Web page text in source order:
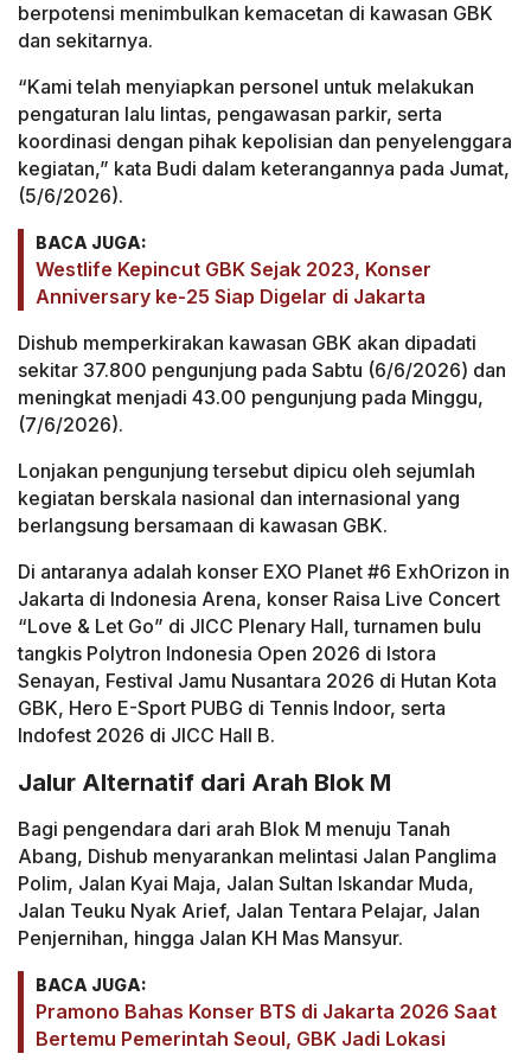
berpotensi menimbulkan kemacetan di kawasan GBK
dan sekitarnya.
“Kami telah menyiapkan personel untuk melakukan
pengaturan lalu lintas, pengawasan parkir, serta
koordinasi dengan pihak kepolisian dan penyelenggara
kegiatan,” kata Budi dalam keterangannya pada Jumat,
(5/6/2026).
BACA JUGA:
Westlife Kepincut GBK Sejak 2023, Konser
Anniversary ke-25 Siap Digelar di Jakarta
Dishub memperkirakan kawasan GBK akan dipadati
sekitar 37.800 pengunjung pada Sabtu (6/6/2026) dan
meningkat menjadi 43.00 pengunjung pada Minggu,
(7/6/2026).
Lonjakan pengunjung tersebut dipicu oleh sejumlah
kegiatan berskala nasional dan internasional yang
berlangsung bersamaan di kawasan GBK.
Di antaranya adalah konser EXO Planet #6 ExhOrizon in
Jakarta di Indonesia Arena, konser Raisa Live Concert
“Love & Let Go” di JICC Plenary Hall, turnamen bulu
tangkis Polytron Indonesia Open 2026 di Istora
Senayan, Festival Jamu Nusantara 2026 di Hutan Kota
GBK, Hero E-Sport PUBG di Tennis Indoor, serta
Indofest 2026 di JICC Hall B.
Jalur Alternatif dari Arah Blok M
Bagi pengendara dari arah Blok M menuju Tanah
Abang, Dishub menyarankan melintasi Jalan Panglima
Polim, Jalan Kyai Maja, Jalan Sultan Iskandar Muda,
Jalan Teuku Nyak Arief, Jalan Tentara Pelajar, Jalan
Penjernihan, hingga Jalan KH Mas Mansyur.
BACA JUGA:
Pramono Bahas Konser BTS di Jakarta 2026 Saat
Bertemu Pemerintah Seoul, GBK Jadi Lokasi